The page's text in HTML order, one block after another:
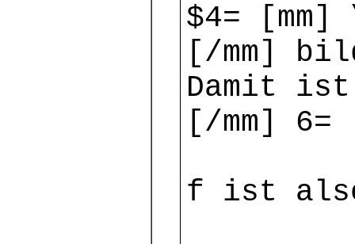
$4=
[/mm]
Damit
[/mm]
f ist